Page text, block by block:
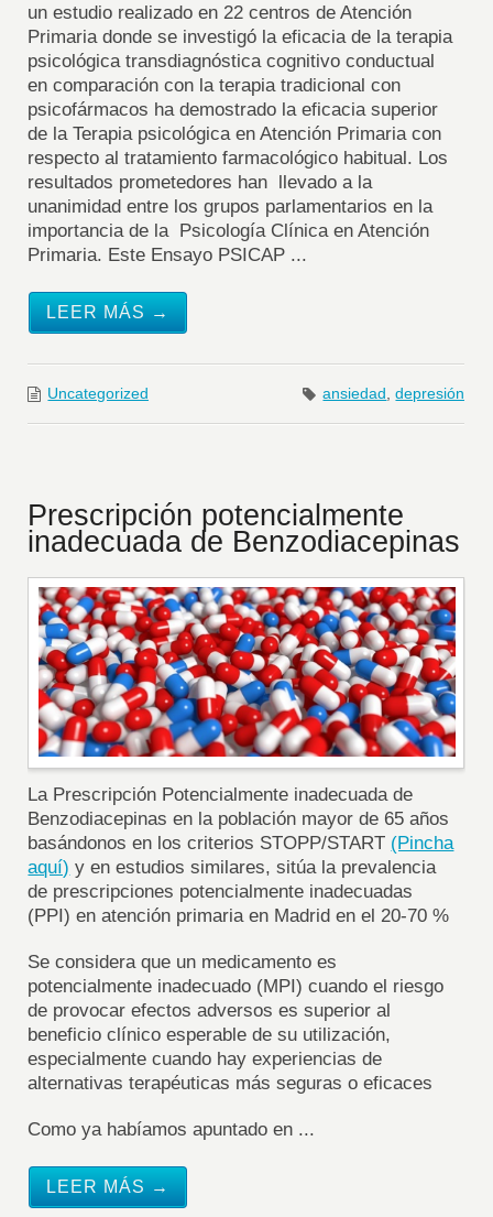
un estudio realizado en 22 centros de Atención
Primaria donde se investigó la eficacia de la terapia
psicológica transdiagnóstica cognitivo conductual
en comparación con la terapia tradicional con
psicofármacos ha demostrado la eficacia superior
de la Terapia psicológica en Atención Primaria con
respecto al tratamiento farmacológico habitual. Los
resultados prometedores han llevado a la
unanimidad entre los grupos parlamentarios en la
importancia de la Psicología Clínica en Atención
Primaria. Este Ensayo PSICAP ...
LEER MÁS →
Uncategorized ansiedad ,depresión
Prescripción potencialmente
inadecuada de Benzodiacepinas
La Prescripción Potencialmente inadecuada de
Benzodiacepinas en la población mayor de 65 años
basándonos en los criterios STOPP/START (Pincha
aquí) y en estudios similares, sitúa la prevalencia
de prescripciones potencialmente inadecuadas
(PPI) en atención primaria en Madrid en el 20-70 %
Se considera que un medicamento es
potencialmente inadecuado (MPI) cuando el riesgo
de provocar efectos adversos es superior al
beneficio clínico esperable de su utilización,
especialmente cuando hay experiencias de
alternativas terapéuticas más seguras o eficaces
Como ya habíamos apuntado en ...
LEER MÁS →